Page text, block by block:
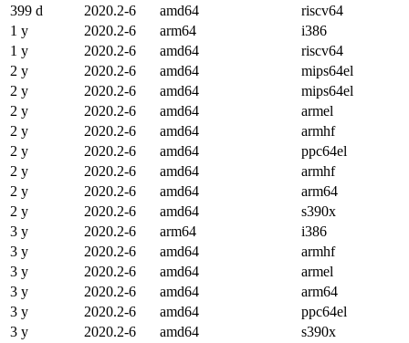
399 d
2020.2-6 amd64
riscv64
1 y
2020.2-6 arm64
i386
1 y
2020.2-6 amd64
riscv64
2 y
2020.2-6 amd64
mips64el
2 y
2020.2-6 amd64
mips64el
2 y
2020.2-6 amd64
armel
2 y
2020.2-6 amd64
armhf
2 y
2020.2-6 amd64
ppc64el
2 y
2020.2-6 amd64
armhf
2 y
2020.2-6 amd64
arm64
2 y
2020.2-6 amd64
s390x
3 y
2020.2-6 arm64
i386
3 y
2020.2-6 amd64
armhf
3 y
2020.2-6 amd64
armel
3 y
2020.2-6 amd64
arm64
3 y
2020.2-6 amd64
ppc64el
3 y
2020.2-6 amd64
s390x